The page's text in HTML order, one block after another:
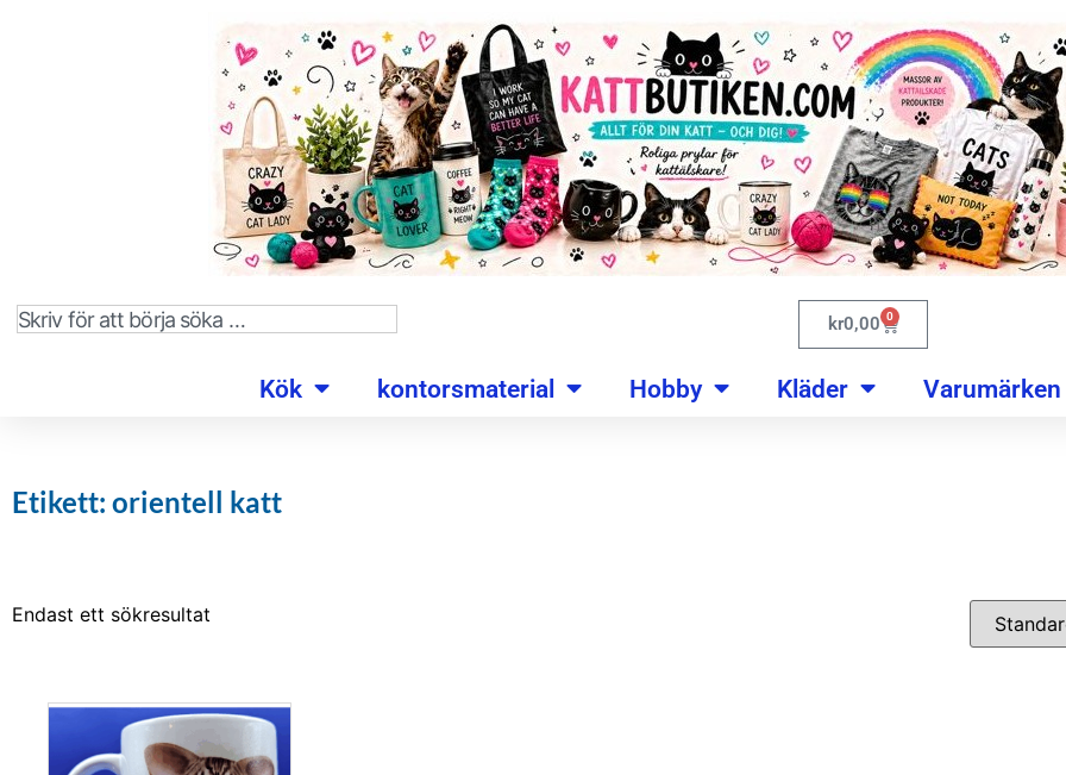
kr0,00 0
Kök kontorsmaterial Hobby Kläder Varumärken
Etikett: orientell katt
Endast ett sökresultat